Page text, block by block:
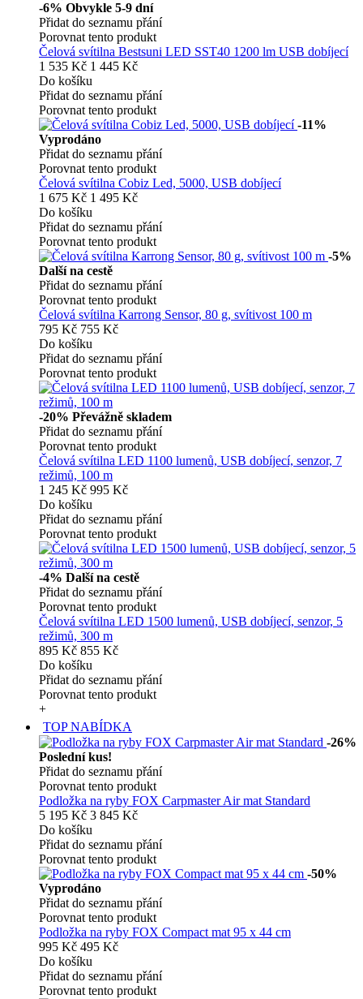
-6% Obvykle 5-9 dní
Přidat do seznamu přání
Porovnat tento produkt
Čelová svítilna Bestsuni LED SST40 1200 lm USB dobíjecí
1 535 Kč 1 445 Kč
Do košíku
Přidat do seznamu přání
Porovnat tento produkt
-11%
Vyprodáno
Přidat do seznamu přání
Porovnat tento produkt
Čelová svítilna Cobiz Led, 5000, USB dobíjecí
1 675 Kč 1 495 Kč
Do košíku
Přidat do seznamu přání
Porovnat tento produkt
-5%
Další na cestě
Přidat do seznamu přání
Porovnat tento produkt
Čelová svítilna Karrong Sensor, 80 g, svítivost 100 m
795 Kč 755 Kč
Do košíku
Přidat do seznamu přání
Porovnat tento produkt
-20% Převážně skladem
Přidat do seznamu přání
Porovnat tento produkt
Čelová svítilna LED 1100 lumenů, USB dobíjecí, senzor, 7
režimů, 100 m
1 245 Kč 995 Kč
Do košíku
Přidat do seznamu přání
Porovnat tento produkt
-4% Další na cestě
Přidat do seznamu přání
Porovnat tento produkt
Čelová svítilna LED 1500 lumenů, USB dobíjecí, senzor, 5
režimů, 300 m
895 Kč 855 Kč
Do košíku
Přidat do seznamu přání
Porovnat tento produkt
+
TOP NABÍDKA
-26%
Poslední kus!
Přidat do seznamu přání
Porovnat tento produkt
Podložka na ryby FOX Carpmaster Air mat Standard
5 195 Kč 3 845 Kč
Do košíku
Přidat do seznamu přání
Porovnat tento produkt
-50%
Vyprodáno
Přidat do seznamu přání
Porovnat tento produkt
Podložka na ryby FOX Compact mat 95 x 44 cm
995 Kč 495 Kč
Do košíku
Přidat do seznamu přání
Porovnat tento produkt